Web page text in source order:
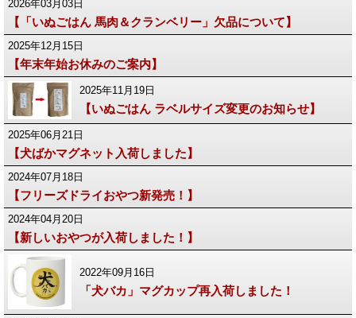
2026年03月03日
【「いぬごはん 馬肉＆クランベリー」欠品について】
2025年12月15日
【年末年始お休みのご案内】
2025年11月19日
【いぬごはん ラベルサイズ変更のお知らせ】
2025年06月21日
【犬ばかマグネット入荷しました】
2024年07月18日
【フリーズドライおやつ新発売！】
2024年04月20日
【新しいおやつが入荷しました！】
2022年09月16日
「犬バカ」マグカップ再入荷しました！